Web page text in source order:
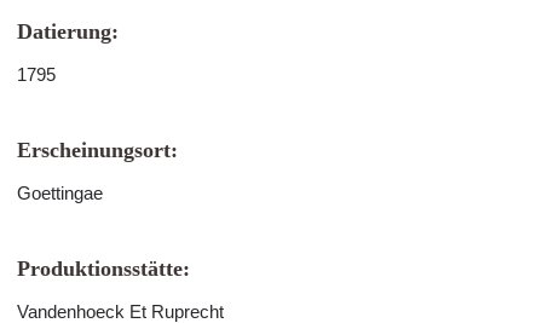
Datierung:
1795
Erscheinungsort:
Goettingae
Produktionsstätte:
Vandenhoeck Et Ruprecht